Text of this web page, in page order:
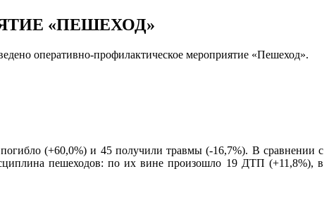
«ПЕШЕХОД»
оперативно-профилактическое мероприятие «Пешеход».
(+60,0%) и 45 получили травмы (-16,7%). В сравнении с
пешеходов: по их вине произошло 19 ДТП (+11,8%), в